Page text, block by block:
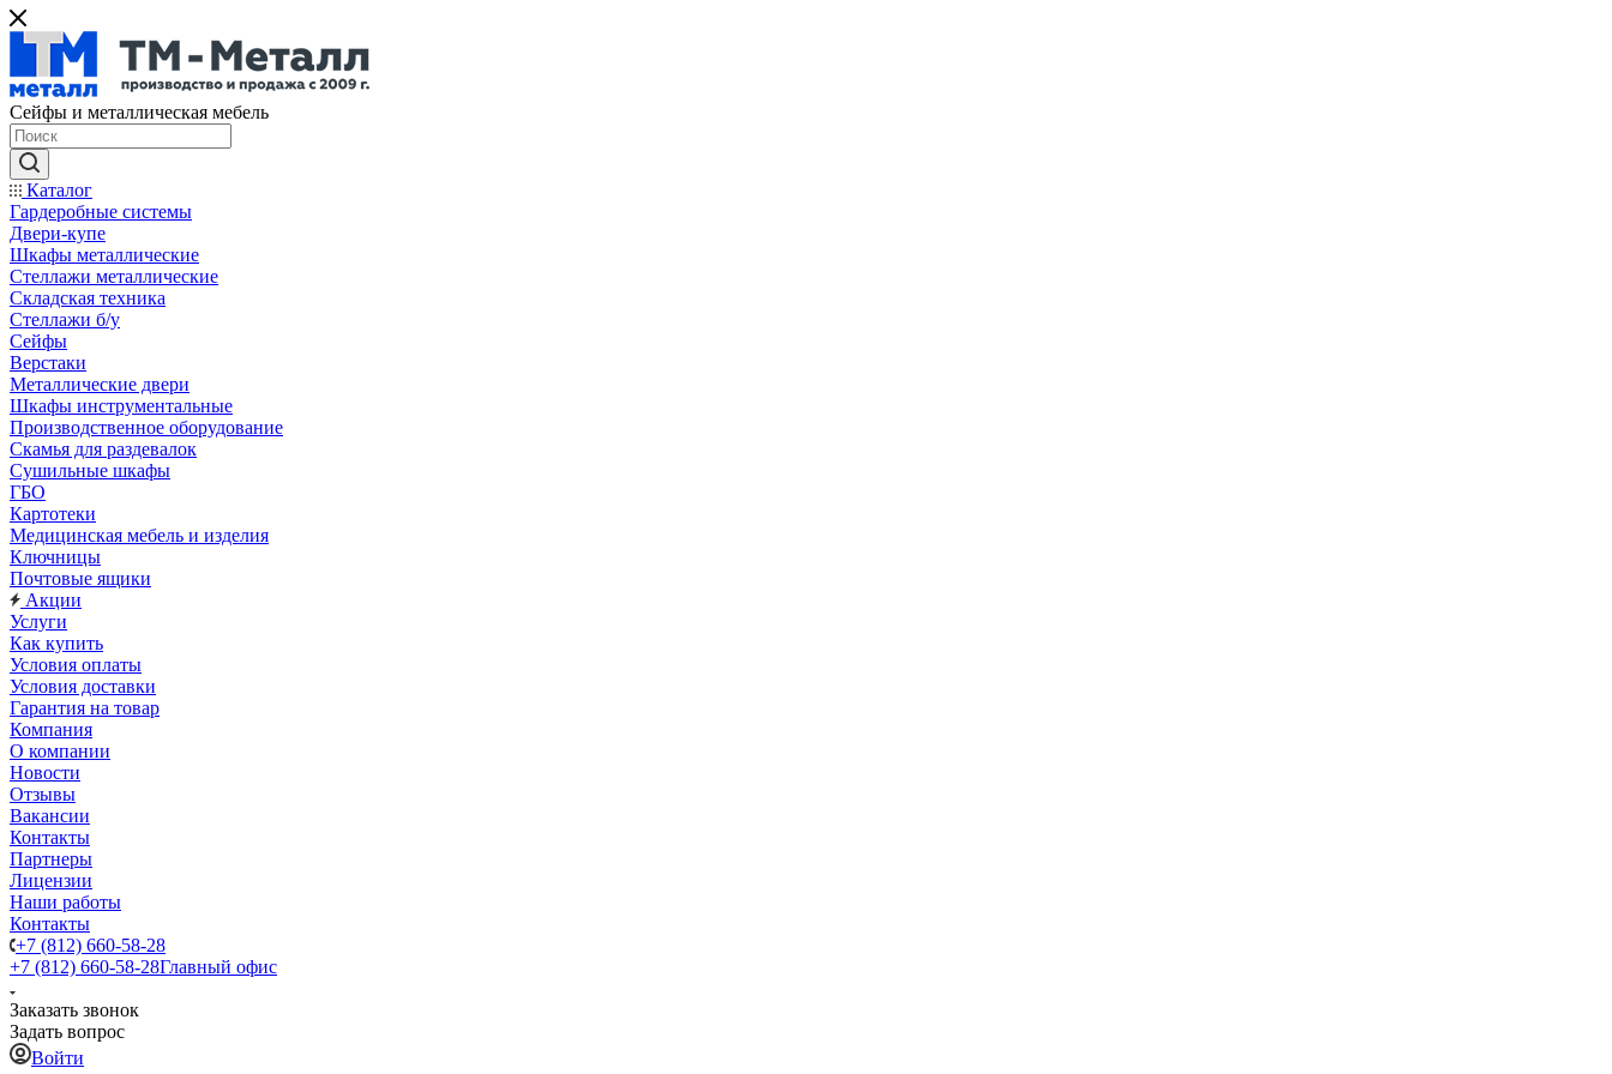
Сейфы и металлическая мебель
Каталог
Гардеробные системы
Двери-купе
Шкафы металлические
Стеллажи металлические
Складская техника
Стеллажи б/у
Сейфы
Верстаки
Металлические двери
Шкафы инструментальные
Производственное оборудование
Скамья для раздевалок
Сушильные шкафы
ГБО
Картотеки
Медицинская мебель и изделия
Ключницы
Почтовые ящики
Акции
Услуги
Как купить
Условия оплаты
Условия доставки
Гарантия на товар
Компания
О компании
Новости
Отзывы
Вакансии
Контакты
Партнеры
Лицензии
Наши работы
Контакты
+7 (812) 660-58-28
+7 (812) 660-58-28Главный офис
Заказать звонок
Задать вопрос
Войти